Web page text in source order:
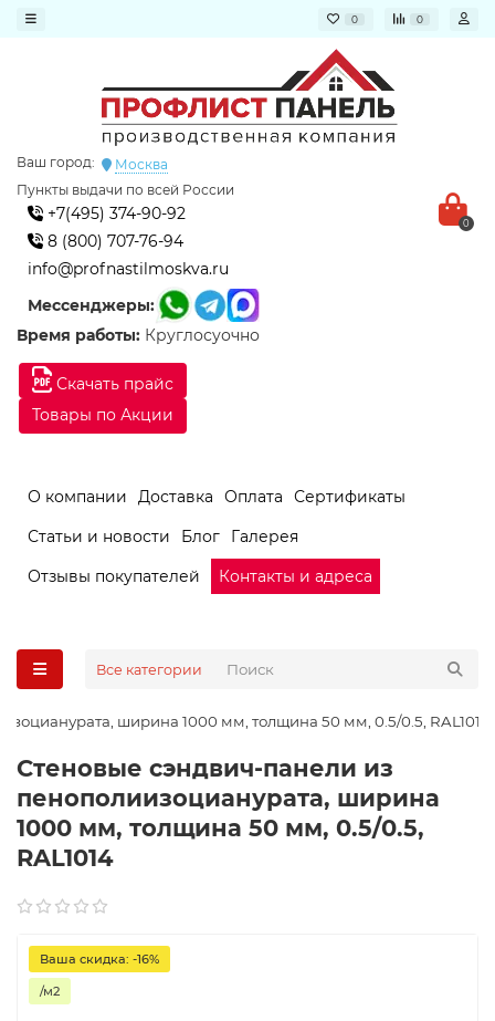
0 0
Скачать прайс
Товары по Акции
Ваш город:
Москва
Пункты выдачи по всей России
+7(495) 374-90-92
8 (800) 707-76-94
info@profnastilmoskva.ru
Мессенджеры:
Время работы: Круглосуочно
0
О компании Доставка Оплата
Сертификаты
Статьи и новости
Блог
Галерея
Отзывы покупателей
Контакты и адреса
Все категории
ширина 1000 мм, толщина 50 мм, 0.5/0.5, RAL1014
Стеновые сэндвич-панели из
пенополиизоцианурата, ширина
1000 мм, толщина 50 мм, 0.5/0.5,
RAL1014
Ваша скидка: -16%
/м2